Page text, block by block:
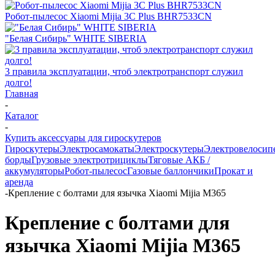
Робот-пылесос Xiaomi Mijia 3C Plus BHR7533CN
"Белая Сибирь" WHITE SIBERIA
3 правила эксплуатации, чтоб электротранспорт служил
долго!
Главная
-
Каталог
-
Купить аксессуары для гироскутеров
ГироскутерыЭлектросамокатыЭлектроскутеры
бордыГрузовые электротрициклыТяговые АКБ /
аккумуляторыРобот-пылесосГазовые баллончикиПрокат и
аренда
-Крепление с болтами для язычка Xiaomi Mijia M365
Крепление с болтами для
язычка Xiaomi Mijia M365